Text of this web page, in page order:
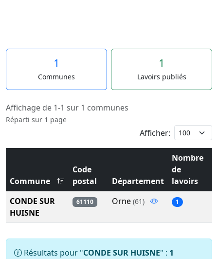
1
Communes
1
Lavoirs publiés
Affichage de 1-1 sur 1 communes
Réparti sur 1 page
Afficher:
Commune
Code
postal
Département
Nombre
de
lavoirs
CONDE SUR
HUISNE
61110 Orne (61) 1
Résultats pour "CONDE SUR HUISNE" : 1